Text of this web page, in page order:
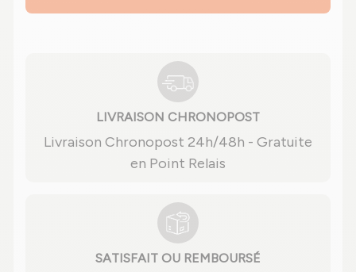
LIVRAISON CHRONOPOST
Livraison Chronopost 24h/48h - Gratuite
en Point Relais
SATISFAIT OU REMBOURSÉ